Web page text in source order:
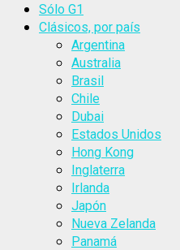
Sólo G1
Clásicos, por país
Argentina
Australia
Brasil
Chile
Dubai
Estados Unidos
Hong Kong
Inglaterra
Irlanda
Japón
Nueva Zelanda
Panamá